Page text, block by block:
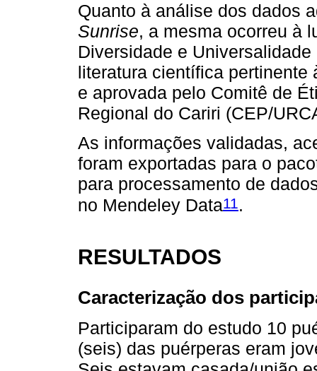
Quanto à análise dos dados
Sunrise, a mesma ocorreu à
Diversidade e
literatura científica pertinente
e aprovada pelo Comitê de
Regional do Cariri (CEP/
As informações validadas,
foram exportadas para o
para processamento de
no Mendeley Data11 .
RESULTADOS
Caracterização dos
Participaram do estudo 10
(seis) das puérperas eram